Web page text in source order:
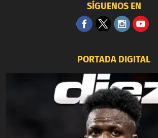
SÍGUENOS EN
PORTADA DIGITAL